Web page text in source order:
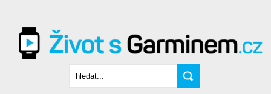
Vyhledávání